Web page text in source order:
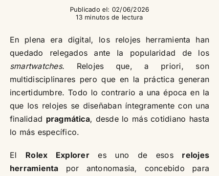
Publicado el: 02/06/2026
13 minutos de lectura
En plena era digital, los relojes herramienta han
quedado relegados ante la popularidad de los
smartwatches. Relojes que, a priori, son
multidisciplinares pero que en la práctica generan
incertidumbre. Todo lo contrario a una época en la
que los relojes se diseñaban íntegramente con una
finalidad pragmática, desde lo más cotidiano hasta
lo más específico.
El Rolex Exploreres uno de esos relojes
herramienta por antonomasia, concebido para